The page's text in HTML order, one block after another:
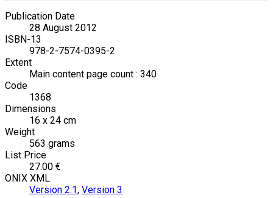
Publication Date
28 August 2012
ISBN-13
978-2-7574-0395-2
Extent
Main content page count : 340
Code
1368
Dimensions
16 x 24 cm
Weight
563 grams
List Price
27.00 €
ONIX XML
Version 2.1, Version 3